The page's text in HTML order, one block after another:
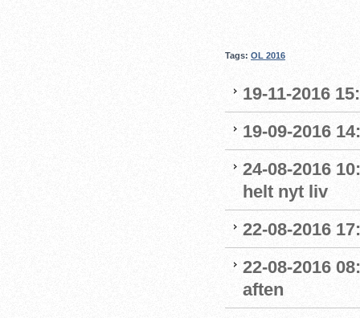
Tags: OL 2016
19-11-2016
19-09-2016
24-08-2016
helt nyt liv
22-08-2016
22-08-2016
aften